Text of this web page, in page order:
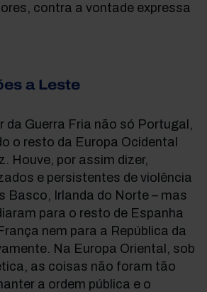
contra a vontade expressa
a Leste
da Guerra Fria não só Portugal,
o resto da Europa Ocidental
Houve, por assim dizer,
e persistentes de violência
Basco, Irlanda do Norte – mas
para o resto de Espanha
nem para a República da
Na Europa Oriental, sob
as coisas não foram tão
a ordem pública e o